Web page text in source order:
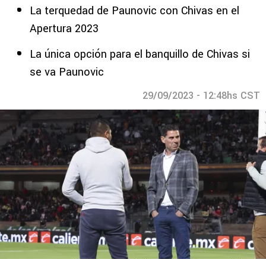
La terquedad de Paunovic con Chivas en el
Apertura 2023
La única opción para el banquillo de Chivas si
se va Paunovic
29/09/2023 - 12:48hs CST